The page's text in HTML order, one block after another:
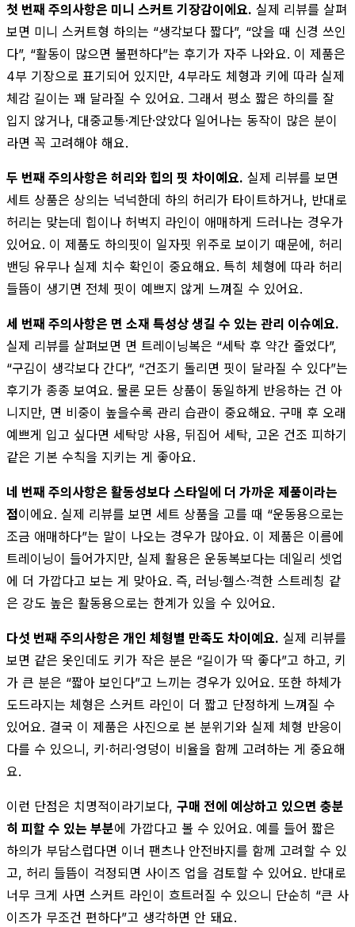
첫 번째 주의사항은 미니 스커트 기장감이에요. 실제 리뷰를 살펴
보면 미니 스커트형 하의는 “생각보다 짧다”, “앉을 때 신경 쓰인
다”, “활동이 많으면 불편하다”는 후기가 자주 나와요. 이 제품은
4부 기장으로 표기되어 있지만, 4부라도 체형과 키에 따라 실제
체감 길이는 꽤 달라질 수 있어요. 그래서 평소 짧은 하의를 잘
입지 않거나, 대중교통·계단·앉았다 일어나는 동작이 많은 분이
라면 꼭 고려해야 해요.
두 번째 주의사항은 허리와 힙의 핏 차이예요. 실제 리뷰를 보면
세트 상품은 상의는 넉넉한데 하의 허리가 타이트하거나, 반대로
허리는 맞는데 힙이나 허벅지 라인이 애매하게 드러나는 경우가
있어요. 이 제품도 하의핏이 일자핏 위주로 보이기 때문에, 허리
밴딩 유무나 실제 치수 확인이 중요해요. 특히 체형에 따라 허리
들뜸이 생기면 전체 핏이 예쁘지 않게 느껴질 수 있어요.
세 번째 주의사항은 면 소재 특성상 생길 수 있는 관리 이슈예요.
실제 리뷰를 살펴보면 면 트레이닝복은 “세탁 후 약간 줄었다”,
“구김이 생각보다 간다”, “건조기 돌리면 핏이 달라질 수 있다”는
후기가 종종 보여요. 물론 모든 상품이 동일하게 반응하는 건 아
니지만, 면 비중이 높을수록 관리 습관이 중요해요. 구매 후 오래
예쁘게 입고 싶다면 세탁망 사용, 뒤집어 세탁, 고온 건조 피하기
같은 기본 수칙을 지키는 게 좋아요.
네 번째 주의사항은 활동성보다 스타일에 더 가까운 제품이라는
점이에요. 실제 리뷰를 보면 세트 상품을 고를 때 “운동용으로는
조금 애매하다”는 말이 나오는 경우가 많아요. 이 제품은 이름에
트레이닝이 들어가지만, 실제 활용은 운동복보다는 데일리 셋업
에 더 가깝다고 보는 게 맞아요. 즉, 러닝·헬스·격한 스트레칭 같
은 강도 높은 활동용으로는 한계가 있을 수 있어요.
다섯 번째 주의사항은 개인 체형별 만족도 차이예요. 실제 리뷰를
보면 같은 옷인데도 키가 작은 분은 “길이가 딱 좋다”고 하고, 키
가 큰 분은 “짧아 보인다”고 느끼는 경우가 있어요. 또한 하체가
도드라지는 체형은 스커트 라인이 더 짧고 단정하게 느껴질 수
있어요. 결국 이 제품은 사진으로 본 분위기와 실제 체형 반응이
다를 수 있으니, 키·허리·엉덩이 비율을 함께 고려하는 게 중요해
요.
이런 단점은 치명적이라기보다, 구매 전에 예상하고 있으면 충분
히 피할 수 있는 부분에 가깝다고 볼 수 있어요. 예를 들어 짧은
하의가 부담스럽다면 이너 팬츠나 안전바지를 함께 고려할 수 있
고, 허리 들뜸이 걱정되면 사이즈 업을 검토할 수 있어요. 반대로
너무 크게 사면 스커트 라인이 흐트러질 수 있으니 단순히 “큰 사
이즈가 무조건 편하다”고 생각하면 안 돼요.